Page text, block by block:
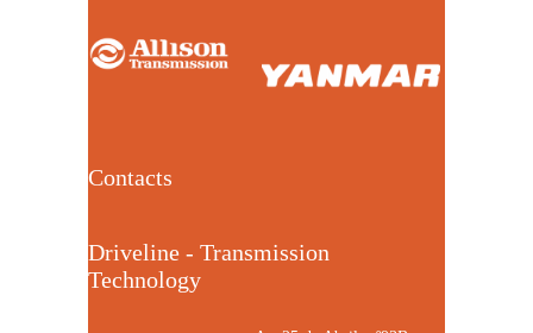
Contacts
Driveline - Transmission
Technology